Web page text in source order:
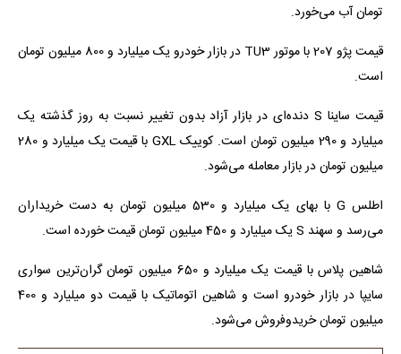
تومان آب می‌خورد.
قیمت پژو 207 با موتور TU3 در بازار خودرو یک میلیارد و 800 میلیون تومان
است.
قیمت ساینا S دنده‌ای در بازار آزاد بدون تغییر نسبت به روز گذشته یک
میلیارد و 290 میلیون تومان است. کوییک GXL با قیمت یک میلیارد و 280
میلیون تومان در بازار معامله می‌شود.
اطلس G با بهای یک میلیارد و 530 میلیون تومان به دست خریداران
می‌رسد و سهند S یک میلیارد و 450 میلیون تومان قیمت خورده است.
شاهین پلاس با قیمت یک میلیارد و 650 میلیون تومان گران‌ترین سواری
سایپا در بازار خودرو است و شاهین اتوماتیک با قیمت دو میلیارد و 400
میلیون تومان خریدوفروش می‌شود.